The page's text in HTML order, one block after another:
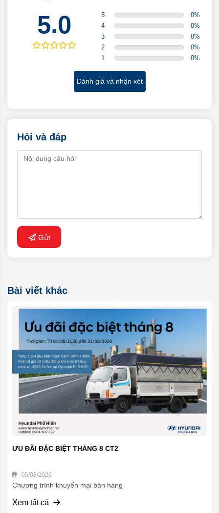
5.0 5 0%
4
0%
3
0%
2
0%
1
0%
Đánh giá và nhận xét
Hỏi và đáp
Gửi
Bài viết khác
ƯU ĐÃI ĐẶC BIỆT THÁNG 8 CT2
05/08/2026
Chương trình khuyến mại bán hàng
Xem tất cả